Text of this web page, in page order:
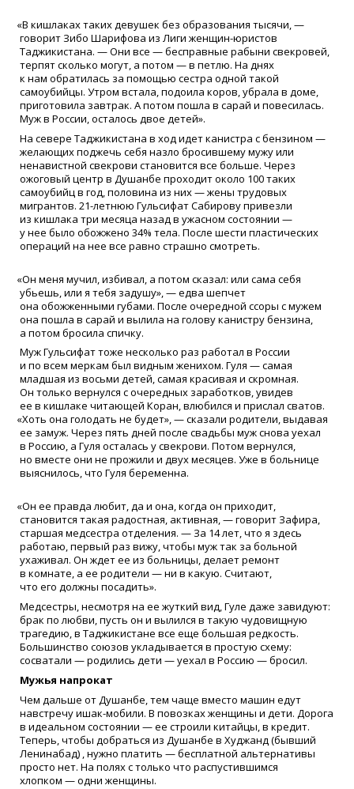
«В кишлаках таких девушек без образования тысячи, —
говорит Зибо Шарифова из Лиги женщин-юристов
Таджикистана. — Они все — бесправные рабыни свекровей,
терпят сколько могут, а потом — в петлю. На днях
к нам обратилась за помощью сестра одной такой
самоубийцы. Утром встала, подоила коров, убрала в доме,
приготовила завтрак. А потом пошла в сарай и повесилась.
Муж в России, осталось двое детей».
На севере Таджикистана в ход идет канистра с бензином —
желающих поджечь себя назло бросившему мужу или
ненавистной свекрови становится все больше. Через
ожоговый центр в Душанбе проходит около 100 таких
самоубийц в год, половина из них — жены трудовых
мигрантов. 21-летнюю Гульсифат Сабирову привезли
из кишлака три месяца назад в ужасном состоянии —
у нее было обожжено 34% тела. После шести пластических
операций на нее все равно страшно смотреть.
«Он меня мучил, избивал, а потом сказал: или сама себя
убьешь, или я тебя задушу», — едва шепчет
она обожженными губами. После очередной ссоры с мужем
она пошла в сарай и вылила на голову канистру бензина,
а потом бросила спичку.
Муж Гульсифат тоже несколько раз работал в России
и по всем меркам был видным женихом. Гуля — самая
младшая из восьми детей, самая красивая и скромная.
Он только вернулся с очередных заработков, увидев
ее в кишлаке читающей Коран, влюбился и прислал сватов.
«Хоть она голодать не будет», — сказали родители, выдавая
ее замуж. Через пять дней после свадьбы муж снова уехал
в Россию, а Гуля осталась у свекрови. Потом вернулся,
но вместе они не прожили и двух месяцев. Уже в больнице
выяснилось, что Гуля беременна.
«Он ее правда любит, да и она, когда он приходит,
становится такая радостная, активная, — говорит Зафира,
старшая медсестра отделения. — За 14 лет, что я здесь
работаю, первый раз вижу, чтобы муж так за больной
ухаживал. Он ждет ее из больницы, делает ремонт
в комнате, а ее родители — ни в какую. Считают,
что его должны посадить».
Медсестры, несмотря на ее жуткий вид, Гуле даже завидуют:
брак по любви, пусть он и вылился в такую чудовищную
трагедию, в Таджикистане все еще большая редкость.
Большинство союзов укладывается в простую схему:
сосватали — родились дети — уехал в Россию — бросил.
Мужья напрокат
Чем дальше от Душанбе, тем чаще вместо машин едут
навстречу ишак-мобили. В повозках женщины и дети. Дорога
в идеальном состоянии — ее строили китайцы, в кредит.
Теперь, чтобы добраться из Душанбе в Худжанд (бывший
Ленинабад) , нужно платить — бесплатной альтернативы
просто нет. На полях с только что распустившимся
хлопком — одни женщины.